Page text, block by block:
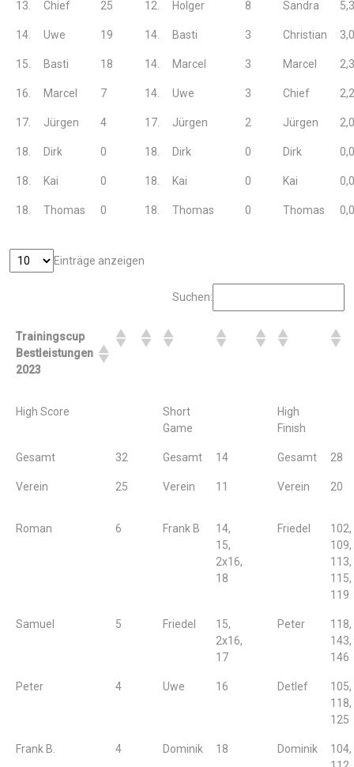
13. Chief 25 12. Holger 8 Sandra
14. Uwe 19 14. Basti 3 Christian
15. Basti 18 14. Marcel 3 Marcel
16. Marcel 7 14. Uwe 3 Chief
17. Jürgen 4 17. Jürgen 2 Jürgen
18. Dirk 0 18. Dirk 0 Dirk
18. Kai 0 18. Kai 0 Kai
18. Thomas 0 18. Thomas 0 Thomas
Einträge anzeigen
Suchen:
Trainingscup
Bestleistungen
2023
High Score
Short
Game
High
Finish
Gesamt 32 Gesamt 14 Gesamt 28
Verein 25 Verein 11 Verein 20
Roman 6 Frank B
14,
15,
2x16,
18
Friedel
102,
109,
113,
115,
119
Samuel 5 Friedel
15,
2x16,
17
Peter
118,
143,
146
Peter 4 Uwe 16 Detlef
105,
118,
125
Frank B. 4 Dominik 18 Dominik
104,